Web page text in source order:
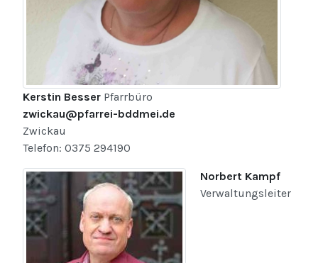
Kerstin Besser Pfarrbüro
zwickau@pfarrei-bddmei.de
Zwickau
Telefon: 0375 294190
Norbert Kampf
Verwaltungsleiter